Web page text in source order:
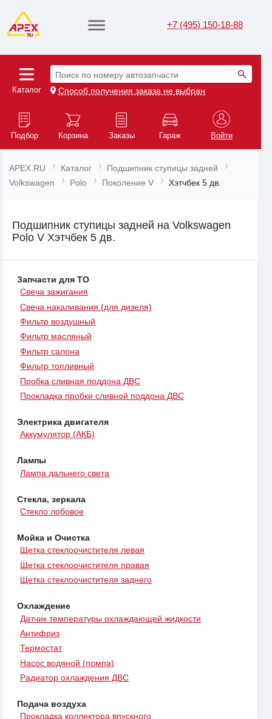
+7 (495) 150-18-88
Каталог
Поиск по номеру автозапчасти
Способ получения заказа не выбран
Подбор Корзина Заказы Гараж Войти
APEX.RU Каталог
Подшипник ступицы задней
Volkswagen
Polo Поколение V Хэтчбек 5 дв.
Подшипник ступицы задней на Volkswagen
Polo V Хэтчбек 5 дв.
Запчасти для ТО
Свеча зажигания
Свеча накаливания (для дизеля)
Фильтр воздушный
Фильтр масляный
Фильтр салона
Фильтр топливный
Пробка сливная поддона ДВС
Прокладка пробки сливной поддона ДВС
Электрика двигателя
Аккумулятор (АКБ)
Лампы
Лампа дальнего света
Стекла, зеркала
Стекло лобовое
Мойка и Очистка
Щетка стеклоочистителя левая
Щетка стеклоочистителя правая
Щетка стеклоочистителя заднего
Охлаждение
Датчик температуры охлаждающей жидкости
Антифриз
Термостат
Насос водяной (помпа)
Радиатор охлаждения ДВС
Подача воздуха
Прокладка коллектора впускного